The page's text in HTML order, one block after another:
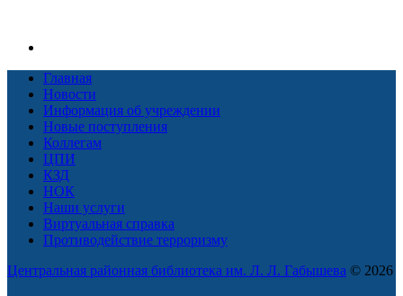
Главная
Новости
Информация об учреждении
Новые поступления
Коллегам
ЦПИ
КЗД
НОК
Наши услуги
Виртуальная справка
Противодействие терроризму
Центральная районная библиотека им. Л. Л. Габышева © 2026